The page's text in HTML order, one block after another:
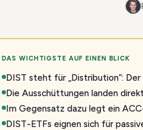
DAS WICHTIGSTE AUF EINEN BLICK
DIST steht für „Distribution“:
Die Ausschüttungen landen
Im Gegensatz dazu legt ein
DIST-ETFs eignen sich für